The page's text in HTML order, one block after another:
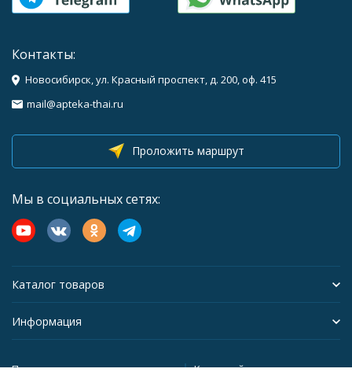
Контакты:
Новосибирск, ул. Красный проспект, д. 200, оф. 415
mail@apteka-thai.ru
Проложить маршрут
Мы в социальных сетях:
Каталог товаров
Информация
Политика персональных данных Карта сайта